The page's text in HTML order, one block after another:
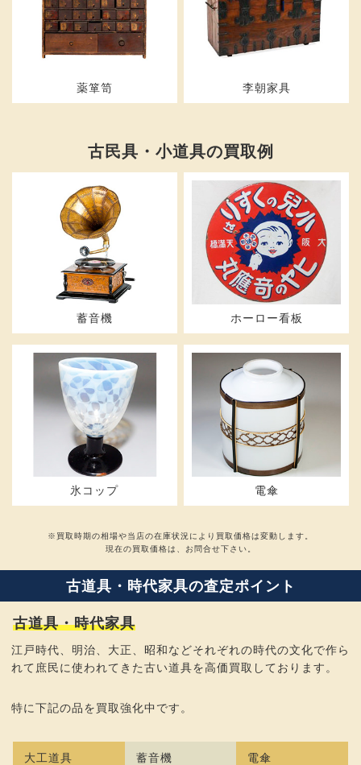
薬箪笥 李朝家具
古民具・小道具の買取例
蓄音機 ホーロー看板
氷コップ 電傘
※買取時期の相場や当店の在庫状況により買取価格は変動します。
現在の買取価格は、お問合せ下さい。
古道具・時代家具の査定ポイント
古道具・時代家具
江戸時代、明治、大正、昭和などそれぞれの時代の文化で作ら
れて庶民に使われてきた古い道具を高価買取しております。
特に下記の品を買取強化中です。
大工道具 蓄音機 電傘